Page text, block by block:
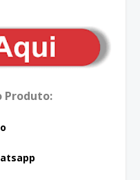
Produto: